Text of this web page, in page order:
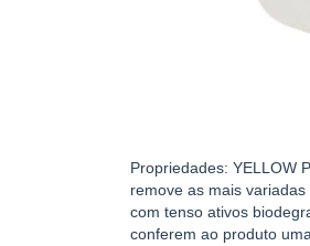
Propriedades: YELLOW
remove as mais
com tenso ativos
conferem ao produto